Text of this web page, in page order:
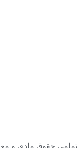
تمامی حقوق مادی و